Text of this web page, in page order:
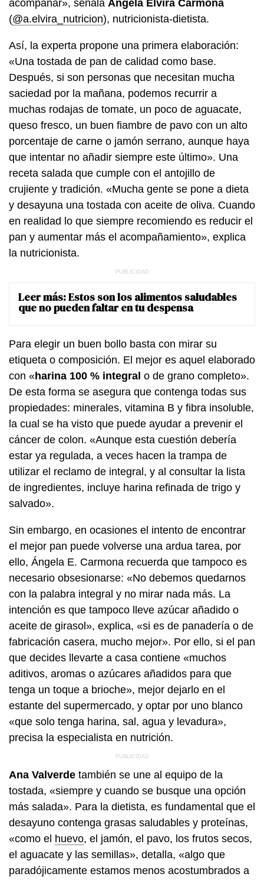
acompañar», señala Ángela Elvira Carmona
(@a.elvira_nutricion), nutricionista-dietista.
Así, la experta propone una primera elaboración:
«Una tostada de pan de calidad como base.
Después, si son personas que necesitan mucha
saciedad por la mañana, podemos recurrir a
muchas rodajas de tomate, un poco de aguacate,
queso fresco, un buen fiambre de pavo con un alto
porcentaje de carne o jamón serrano, aunque haya
que intentar no añadir siempre este último». Una
receta salada que cumple con el antojillo de
crujiente y tradición. «Mucha gente se pone a dieta
y desayuna una tostada con aceite de oliva. Cuando
en realidad lo que siempre recomiendo es reducir el
pan y aumentar más el acompañamiento», explica
la nutricionista.
Leer más:Estos son los alimentos saludables
que no pueden faltar en tu despensa
Para elegir un buen bollo basta con mirar su
etiqueta o composición. El mejor es aquel elaborado
con «harina 100 % integral o de grano completo».
De esta forma se asegura que contenga todas sus
propiedades: minerales, vitamina B y fibra insoluble,
la cual se ha visto que puede ayudar a prevenir el
cáncer de colon. «Aunque esta cuestión debería
estar ya regulada, a veces hacen la trampa de
utilizar el reclamo de integral, y al consultar la lista
de ingredientes, incluye harina refinada de trigo y
salvado».
Sin embargo, en ocasiones el intento de encontrar
el mejor pan puede volverse una ardua tarea, por
ello, Ángela E. Carmona recuerda que tampoco es
necesario obsesionarse: «No debemos quedarnos
con la palabra integral y no mirar nada más. La
intención es que tampoco lleve azúcar añadido o
aceite de girasol», explica, «si es de panadería o de
fabricación casera, mucho mejor». Por ello, si el pan
que decides llevarte a casa contiene «muchos
aditivos, aromas o azúcares añadidos para que
tenga un toque a brioche», mejor dejarlo en el
estante del supermercado, y optar por uno blanco
«que solo tenga harina, sal, agua y levadura»,
precisa la especialista en nutrición.
Ana Valverde también se une al equipo de la
tostada, «siempre y cuando se busque una opción
más salada». Para la dietista, es fundamental que el
desayuno contenga grasas saludables y proteínas,
«como el huevo, el jamón, el pavo, los frutos secos,
el aguacate y las semillas», detalla, «algo que
paradójicamente estamos menos acostumbrados a